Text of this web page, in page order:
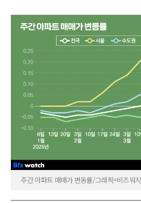
주간 아파트 매매가 변동률/그래픽=비즈워치